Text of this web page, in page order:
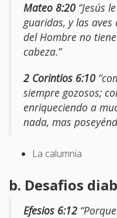
Mateo 8:20 “Jesús
guaridas, y las aves
del Hombre no
cabeza.”
2 Corintios 6:10
siempre gozosos;
enriqueciendo a
nada, mas
La calumnia
b. Desafios
Efesios 6:12